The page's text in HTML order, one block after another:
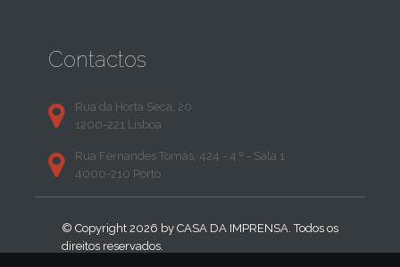
Contactos
Rua da Horta Seca, 20
1200-221 Lisboa
Rua Fernandes Tomás, 424 - 4.º - Sala 1
4000-210 Porto
© Copyright 2026 by CASA DA IMPRENSA . Todos os
direitos reservados.